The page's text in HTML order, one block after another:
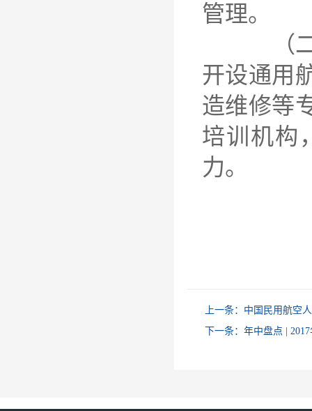
管理。
（二十
开设通用
造维修等
培训机构
力。
上一条： 中国民用航空
下一条： 年中盘点 |